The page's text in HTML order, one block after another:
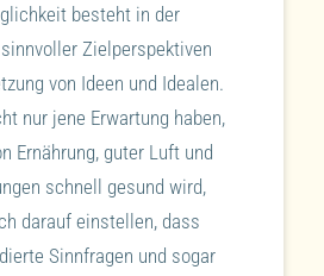
besteht in der
Zielperspektiven
von Ideen und Idealen.
nur jene Erwartung haben,
Ernährung, guter Luft und
schnell gesund wird,
darauf einstellen, dass
Sinnfragen und sogar